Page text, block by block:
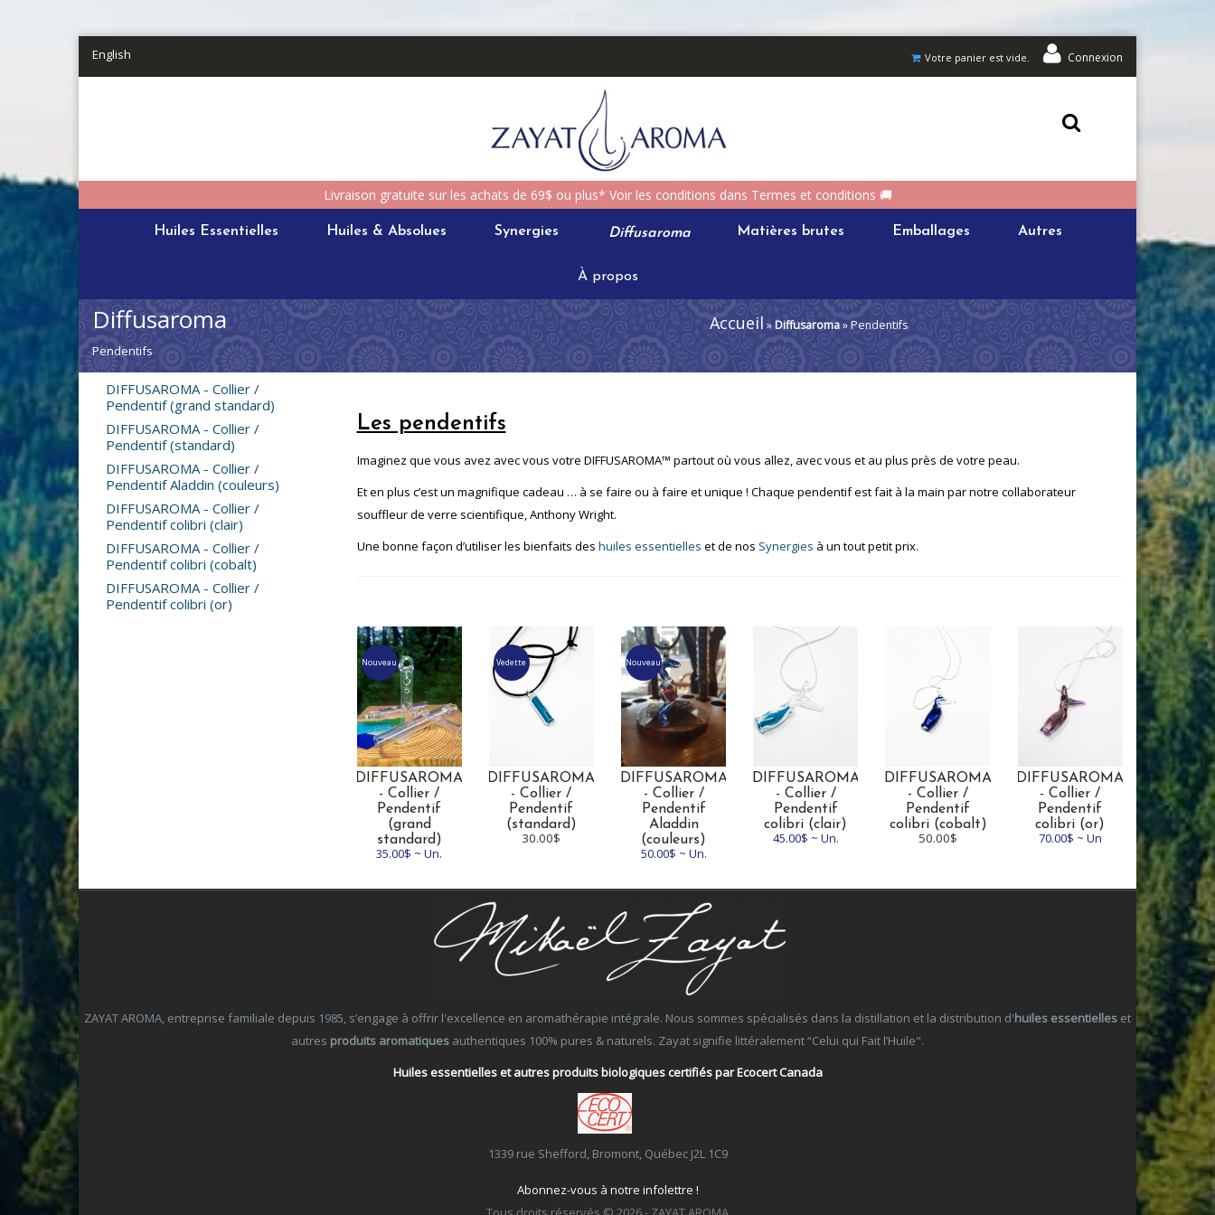
Aller au contenu principal
English Votre panier est vide. Connexion
Livraison gratuite sur les achats de 69$ ou plus* Voir les conditions dans Termes et conditions 🚚
Huiles Essentielles Huiles & Absolues Synergies Diffusaroma Matières brutes Emballages Autres
À propos
Diffusaroma
Pendentifs
Accueil » Diffusaroma» Pendentifs
DIFFUSAROMA - Collier /
Pendentif (grand standard)
DIFFUSAROMA - Collier /
Pendentif (standard)
DIFFUSAROMA - Collier /
Pendentif Aladdin (couleurs)
DIFFUSAROMA - Collier /
Pendentif colibri (clair)
DIFFUSAROMA - Collier /
Pendentif colibri (cobalt)
DIFFUSAROMA - Collier /
Pendentif colibri (or)
Les pendentifs
Imaginez que vous avez avec vous votre DIFFUSAROMA™ partout où vous allez, avec vous et au plus près de votre peau.
Et en plus c’est un magnifique cadeau … à se faire ou à faire et unique ! Chaque pendentif est fait à la main par notre collaborateur
souffleur de verre scientifique, Anthony Wright.
Une bonne façon d’utiliser les bienfaits des huiles essentielles et de nos Synergies à un tout petit prix.
Nouveau
DIFFUSAROMA
- Collier /
Pendentif
(grand
standard)
35.00$ ~ Un.
Vedette
DIFFUSAROMA
- Collier /
Pendentif
(standard)
30.00$
Nouveau
DIFFUSAROMA
- Collier /
Pendentif
Aladdin
(couleurs)
50.00$ ~ Un.
DIFFUSAROMA
- Collier /
Pendentif
colibri (clair)
45.00$ ~ Un.
DIFFUSAROMA
- Collier /
Pendentif
colibri (cobalt)
50.00$
DIFFUSAROMA
- Collier /
Pendentif
colibri (or)
70.00$ ~ Un
ZAYAT AROMA, entreprise familiale depuis 1985, s’engage à offrir l'excellence en aromathérapie intégrale. Nous sommes spécialisés dans la distillation et la distribution d'huiles essentielles et
autres produits aromatiques authentiques 100% pures & naturels. Zayat signifie littéralement “Celui qui Fait l’Huile".
Huiles essentielles et autres produits biologiques certifiés par Ecocert Canada
1339 rue Shefford, Bromont, Québec J2L 1C9
Abonnez-vous à notre infolettre !